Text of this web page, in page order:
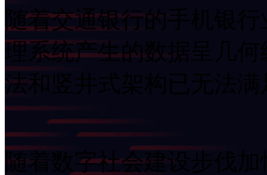
随着交通银行的手机银行
理系统产生的数据呈几何
法和竖井式架构已无法
随着数字社会建设步伐加